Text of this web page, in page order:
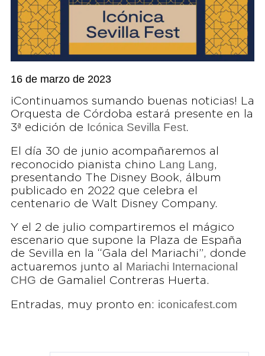
16 de marzo de 2023
¡Continuamos sumando buenas noticias! La
Orquesta de Córdoba estará presente en la
3ª edición de Icónica Sevilla Fest.
El día 30 de junio acompañaremos al
reconocido pianista chino Lang Lang,
presentando The Disney Book, álbum
publicado en 2022 que celebra el
centenario de Walt Disney Company.
Y el 2 de julio compartiremos el mágico
escenario que supone la Plaza de España
de Sevilla en la “Gala del Mariachi”, donde
actuaremos junto al Mariachi Internacional
CHG de Gamaliel Contreras Huerta.
Entradas, muy pronto en: iconicafest.com